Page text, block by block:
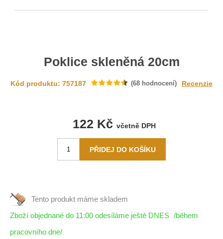
Poklice skleněná 20cm
Kód produktu: 757187 (68 hodnocení) Recenzie
122 Kč včetně DPH
Tento produkt máme skladem
Zboží objednané do 11:00 odesíláme ještě DNES /během
pracovního dne/